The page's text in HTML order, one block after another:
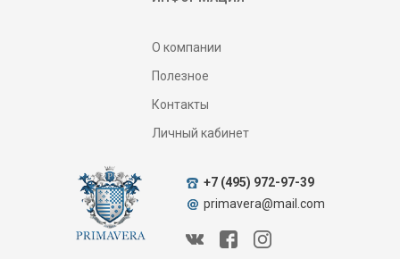
О компании
Полезное
Контакты
Личный кабинет
+7 (495) 972-97-39
primavera@mail.com